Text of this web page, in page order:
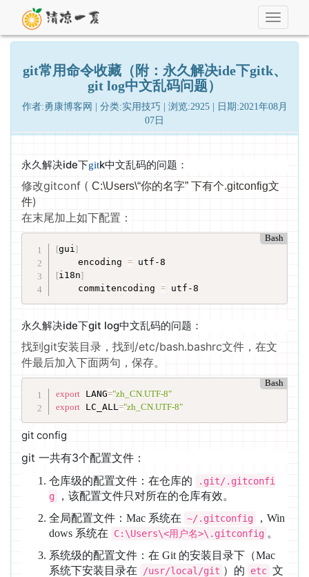
Toggle
git常用命令收藏（附：永久解决ide下gitk、
git log中文乱码问题）
作者:勇康博客网 | 分类:实用技巧 | 浏览:2925 | 日期:2021年08月
07日
永久解决ide下gitk中文乱码的问题：
修改gitconf ( C:\Users\“你的名字” 下有个.gitconfig文
件)
在末尾加上如下配置：
Bash
[gui]
    encoding
=
[i18n]
    commitencoding
= utf-8
永久解决ide下git log中文乱码的问题：
找到git安装目录，找到/etc/bash.bashrc文件，在文
件最后加入下面两句，保存。
Bash
export LANG="zh_CN.UTF-8"
export LC_ALL="zh_CN.UTF-8"
git config
git 一共有3个配置文件：
仓库级的配置文件：在仓库的
.git/.gitconfi
g
，该配置文件只对所在的仓库有效。
全局配置文件：Mac 系统在 ~/.gitconfig
，Win
dows 系统在
C:\Users\<用户名>\.gitconfig 。
系统级的配置文件：在 Git 的安装目录下（Mac
系统下安装目录在
/usr/local/git ）的 etc 文